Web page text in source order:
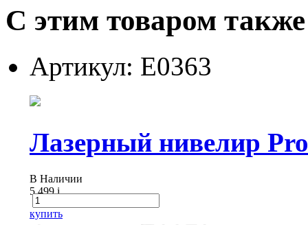
С этим товаром
Артикул: Е0363
Лазерный нивелир
В Наличии
5 499i
купить